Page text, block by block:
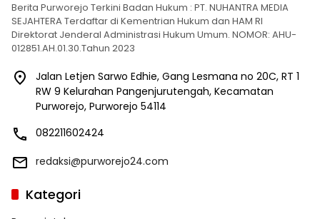
Berita Purworejo Terkini Badan Hukum : PT. NUHANTRA MEDIA
SEJAHTERA Terdaftar di Kementrian Hukum dan HAM RI
Direktorat Jenderal Administrasi Hukum Umum. NOMOR: AHU-
012851.AH.01.30.Tahun 2023
Jalan Letjen Sarwo Edhie, Gang Lesmana no 20C, RT 1
RW 9 Kelurahan Pangenjurutengah, Kecamatan
Purworejo, Purworejo 54114
082211602424
redaksi@purworejo24.com
Kategori